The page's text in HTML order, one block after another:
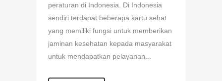
peraturan di Indonesia. Di Indonesia
sendiri terdapat beberapa kartu sehat
yang memiliki fungsi untuk memberikan
jaminan kesehatan kepada masyarakat
untuk mendapatkan pelayanan...